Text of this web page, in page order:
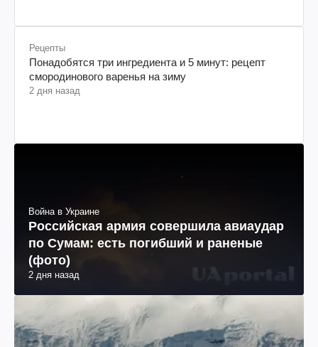
Рецепты
Понадобятся три ингредиента и 5 минут: рецепт
смородинового варенья на зиму
2 дня назад
Война в Украине
Российская армия совершила авиаудар
по Сумам: есть погибший и раненые
(фото)
2 дня назад